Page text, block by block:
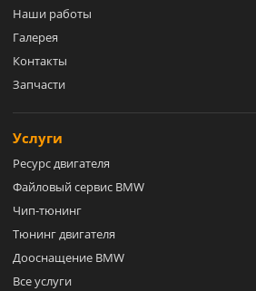
Наши работы
Галерея
Контакты
Запчасти
Услуги
Ресурс двигателя
Файловый сервис BMW
Чип-тюнинг
Тюнинг двигателя
Дооснащение BMW
Все услуги